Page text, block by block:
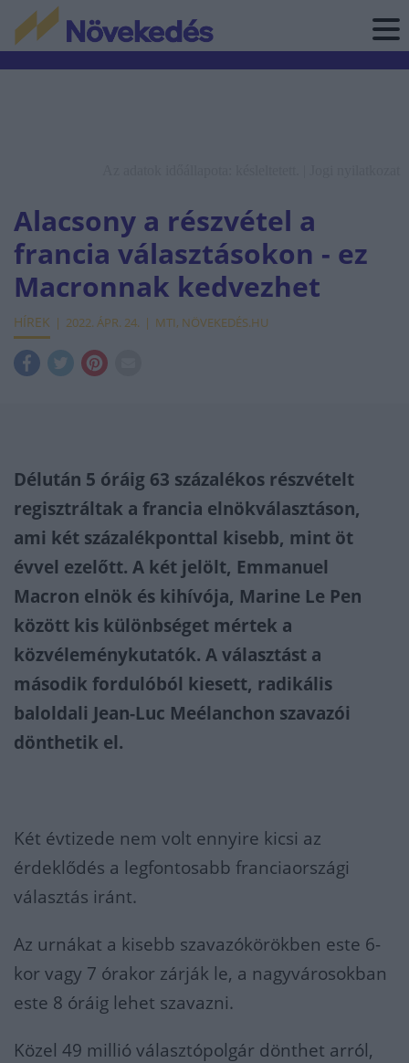
Alacsony a részvétel a
francia választásokon - ez
Macronnak kedvezhet
HÍREK 2022. ÁPR. 24. MTI, NÖVEKEDÉS.HU
Délután 5 óráig 63 százalékos részvételt
regisztráltak a francia elnökválasztáson,
ami két százalékponttal kisebb, mint öt
évvel ezelőtt. A két jelölt, Emmanuel
Macron elnök és kihívója, Marine Le Pen
között kis különbséget mértek a
közvéleménykutatók. A választást a
második fordulóból kiesett, radikális
baloldali Jean-Luc Meélanchon szavazói
dönthetik el.
Két évtizede nem volt ennyire kicsi az
érdeklődés a legfontosabb franciaországi
választás iránt.
Az urnákat a kisebb szavazókörökben este 6-
kor vagy 7 órakor zárják le, a nagyvárosokban
este 8 óráig lehet szavazni.
Közel 49 millió választópolgár dönthet arról,